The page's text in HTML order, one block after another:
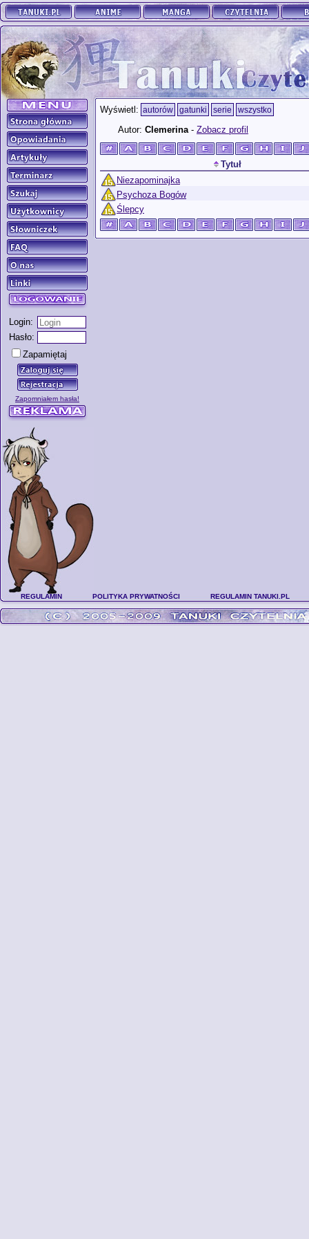
Login:
Hasło:
Zapamiętaj
Zapomniałem hasła!
Wyświetl: autorów gatunki serie wszystko
Autor: Clemerina- Zobacz profil
Tytuł
Niezapominajka
Psychoza Bogów
Ślepcy
REGULAMIN POLITYKA PRYWATNOŚCI REGULAMIN TANUKI.PL